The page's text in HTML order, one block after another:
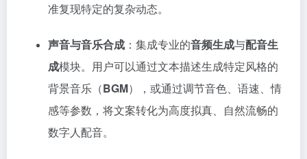
准复现特定的复杂动态。
声音与音乐合成 ：集成专业的音频生成与配音生
成模块。用户可以通过文本描述生成特定风格的
背景音乐（BGM），或通过调节音色、语速、情
感等参数，将文案转化为高度拟真、自然流畅的
数字人配音。